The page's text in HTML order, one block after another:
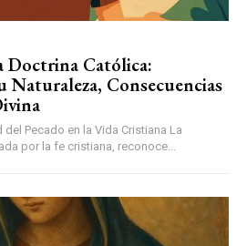
Doctrina Católica:
Naturaleza, Consecuencias
Pecado en la Vida Cristiana La
por la fe cristiana, reconoce...